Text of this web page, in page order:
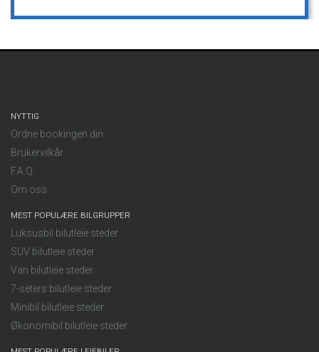
NYTTIG
Ordne bookingen din
Brukervilkår
F.A.Q.
Om oss
MEST POPULÆRE BILGRUPPER
Luksusbil bilutleie steder
SUV bilutleie steder
Van bilutleie steder
7-seters bilutleie steder
Minibil bilutleie steder
Økonomibil bilutleie steder